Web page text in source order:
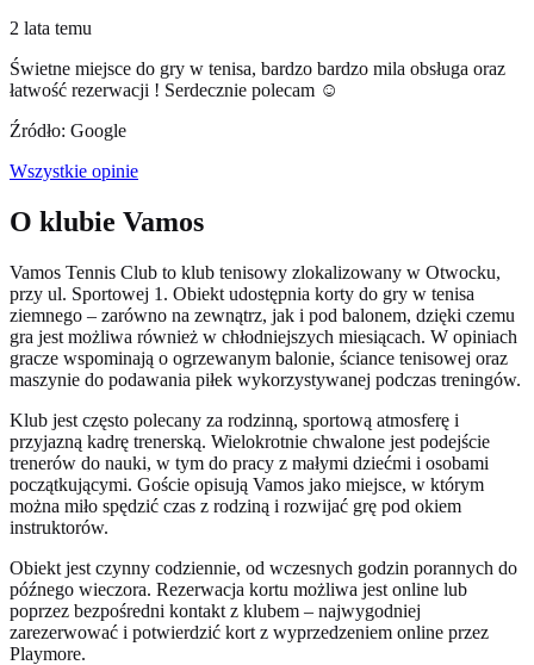
2 lata temu
Świetne miejsce do gry w tenisa, bardzo bardzo mila obsługa oraz
łatwość rezerwacji ! Serdecznie polecam ☺️
Źródło: Google
Wszystkie opinie
O klubie Vamos
Vamos Tennis Club to klub tenisowy zlokalizowany w Otwocku,
przy ul. Sportowej 1. Obiekt udostępnia korty do gry w tenisa
ziemnego – zarówno na zewnątrz, jak i pod balonem, dzięki czemu
gra jest możliwa również w chłodniejszych miesiącach. W opiniach
gracze wspominają o ogrzewanym balonie, ściance tenisowej oraz
maszynie do podawania piłek wykorzystywanej podczas treningów.
Klub jest często polecany za rodzinną, sportową atmosferę i
przyjazną kadrę trenerską. Wielokrotnie chwalone jest podejście
trenerów do nauki, w tym do pracy z małymi dziećmi i osobami
początkującymi. Goście opisują Vamos jako miejsce, w którym
można miło spędzić czas z rodziną i rozwijać grę pod okiem
instruktorów.
Obiekt jest czynny codziennie, od wczesnych godzin porannych do
późnego wieczora. Rezerwacja kortu możliwa jest online lub
poprzez bezpośredni kontakt z klubem – najwygodniej
zarezerwować i potwierdzić kort z wyprzedzeniem online przez
Playmore.